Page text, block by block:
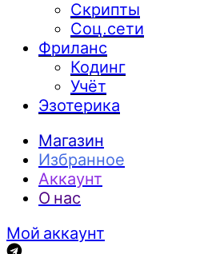
Скрипты
Соц.сети
Фриланс
Кодинг
Учёт
Эзотерика
Магазин
Избранное
Аккаунт
О нас
Мой аккаунт